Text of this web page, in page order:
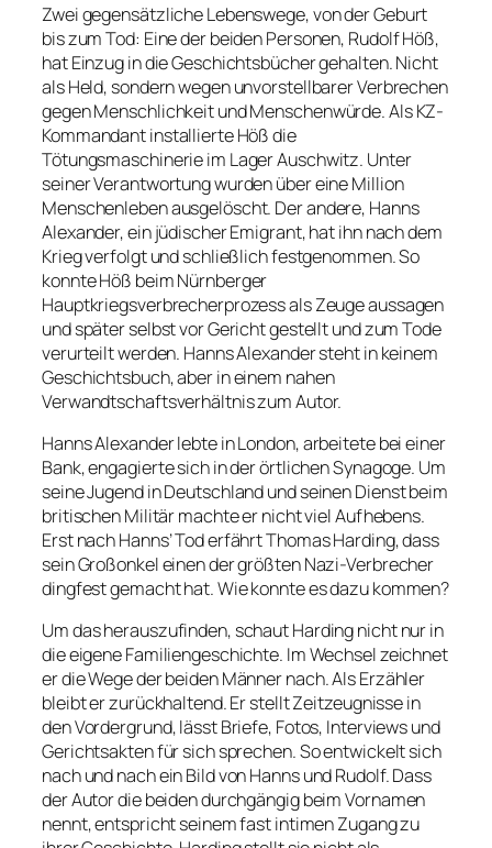
Zwei gegensätzliche Lebenswege, von der Geburt
bis zum Tod: Eine der beiden Personen, Rudolf Höß,
hat Einzug in die Geschichtsbücher gehalten. Nicht
als Held, sondern wegen unvorstellbarer Verbrechen
gegen Menschlichkeit und Menschenwürde. Als KZ-
Kommandant installierte Höß die
Tötungsmaschinerie im Lager Auschwitz. Unter
seiner Verantwortung wurden über eine Million
Menschenleben ausgelöscht. Der andere, Hanns
Alexander, ein jüdischer Emigrant, hat ihn nach dem
Krieg verfolgt und schließlich festgenommen. So
konnte Höß beim Nürnberger
Hauptkriegsverbrecherprozess als Zeuge aussagen
und später selbst vor Gericht gestellt und zum Tode
verurteilt werden. Hanns Alexander steht in keinem
Geschichtsbuch, aber in einem nahen
Verwandtschaftsverhältnis zum Autor.
Hanns Alexander lebte in London, arbeitete bei einer
Bank, engagierte sich in der örtlichen Synagoge. Um
seine Jugend in Deutschland und seinen Dienst beim
britischen Militär machte er nicht viel Aufhebens.
Erst nach Hanns’ Tod erfährt Thomas Harding, dass
sein Großonkel einen der größten Nazi-Verbrecher
dingfest gemacht hat. Wie konnte es dazu kommen?
Um das herauszufinden, schaut Harding nicht nur in
die eigene Familiengeschichte. Im Wechsel zeichnet
er die Wege der beiden Männer nach. Als Erzähler
bleibt er zurückhaltend. Er stellt Zeitzeugnisse in
den Vordergrund, lässt Briefe, Fotos, Interviews und
Gerichtsakten für sich sprechen. So entwickelt sich
nach und nach ein Bild von Hanns und Rudolf. Dass
der Autor die beiden durchgängig beim Vornamen
nennt, entspricht seinem fast intimen Zugang zu